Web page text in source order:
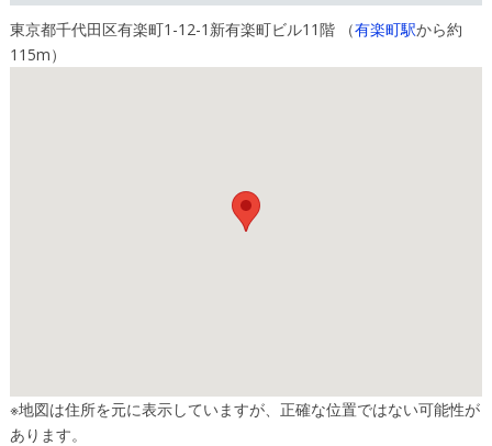
東京都千代田区有楽町1-12-1新有楽町ビル11階 （有楽町駅から約
115m）
※地図は住所を元に表示していますが、正確な位置ではない可能性が
あります。